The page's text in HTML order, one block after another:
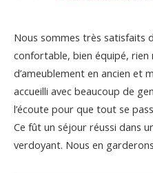
Nous sommes très satisfaits
confortable, bien équipé, rien
d’ameublement en ancien et
accueilli avec beaucoup de
l’écoute pour que tout se
Ce fût un séjour réussi dans
verdoyant. Nous en